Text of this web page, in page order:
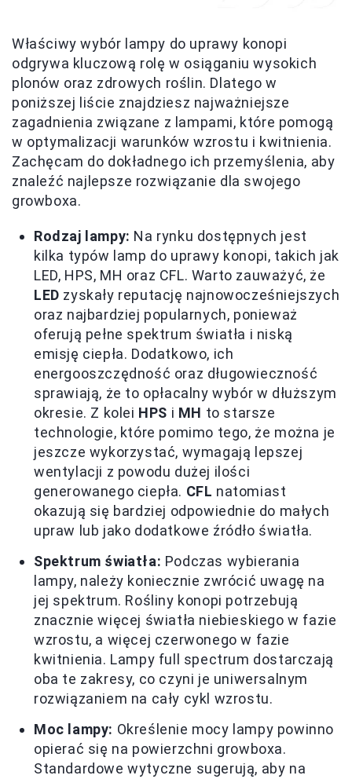
Właściwy wybór lampy do uprawy konopi
odgrywa kluczową rolę w osiąganiu wysokich
plonów oraz zdrowych roślin. Dlatego w
poniższej liście znajdziesz najważniejsze
zagadnienia związane z lampami, które pomogą
w optymalizacji warunków wzrostu i kwitnienia.
Zachęcam do dokładnego ich przemyślenia, aby
znaleźć najlepsze rozwiązanie dla swojego
growboxa.
Rodzaj lampy: Na rynku dostępnych jest
kilka typów lamp do uprawy konopi, takich jak
LED, HPS, MH oraz CFL. Warto zauważyć, że
LED zyskały reputację najnowocześniejszych
oraz najbardziej popularnych, ponieważ
oferują pełne spektrum światła i niską
emisję ciepła. Dodatkowo, ich
energooszczędność oraz długowieczność
sprawiają, że to opłacalny wybór w dłuższym
okresie. Z kolei HPS i MH to starsze
technologie, które pomimo tego, że można je
jeszcze wykorzystać, wymagają lepszej
wentylacji z powodu dużej ilości
generowanego ciepła. CFL natomiast
okazują się bardziej odpowiednie do małych
upraw lub jako dodatkowe źródło światła.
Spektrum światła: Podczas wybierania
lampy, należy koniecznie zwrócić uwagę na
jej spektrum. Rośliny konopi potrzebują
znacznie więcej światła niebieskiego w fazie
wzrostu, a więcej czerwonego w fazie
kwitnienia. Lampy full spectrum dostarczają
oba te zakresy, co czyni je uniwersalnym
rozwiązaniem na cały cykl wzrostu.
Moc lampy: Określenie mocy lampy powinno
opierać się na powierzchni growboxa.
Standardowe wytyczne sugerują, aby na